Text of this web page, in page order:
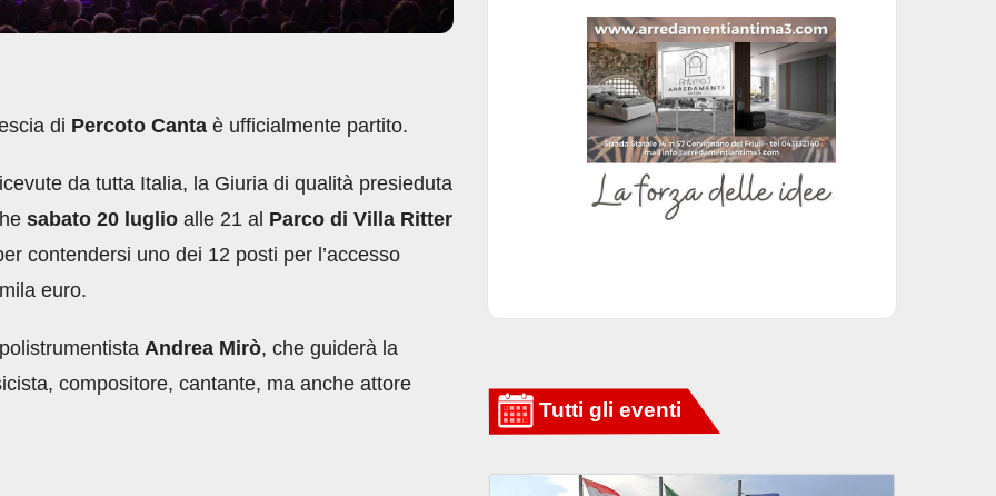
di Percoto Canta è ufficialmente partito.
da tutta Italia, la Giuria di qualità presieduta
sabato 20 luglio alle 21 al Parco di Villa Ritter
contendersi uno dei 12 posti per l’accesso
euro.
Andrea Mirò, che guiderà la
compositore, cantante, ma anche attore